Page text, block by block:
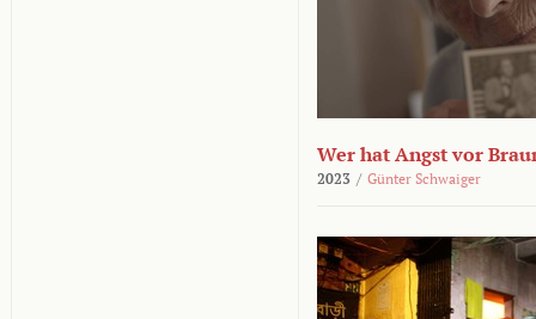
Wer hat Angst vor
2023 / Günter Schwaiger